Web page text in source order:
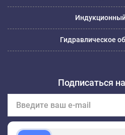
Гидравлическое
Подписаться